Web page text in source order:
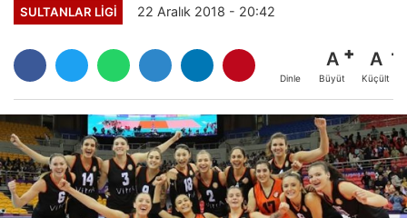
SULTANLAR LIGI 22 Aralık 2018 - 20:42
Dinle
A
Büyüt
A
Küçült